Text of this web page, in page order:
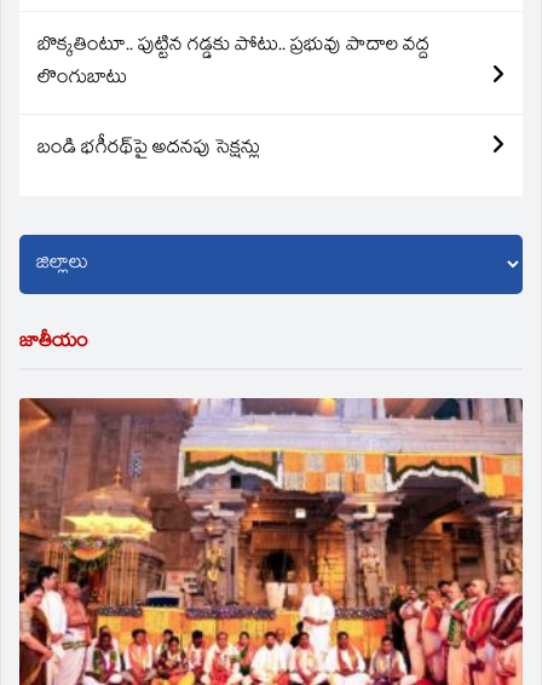
బొక్కతింటూ.. పుట్టిన గడ్డకు పోటు.. ప్రభువు పాదాల వద్ద
లొంగుబాటు
బండి భగీరథ్‌పై అదనపు సెక్షన్లు
జాతీయం